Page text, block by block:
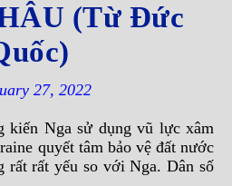
(Từ Đức
27, 2022
quyết tâm bảo vệ đất nước
rất rất yếu so với Nga. Dân số